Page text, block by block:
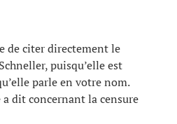
de citer directement le
puisqu’elle est
parle en votre nom.
a dit concernant la censure